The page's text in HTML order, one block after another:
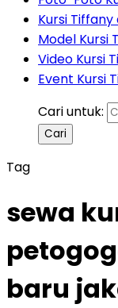
Kursi
Model Kursi
Video Kursi
Event Kursi
Cari untuk:
Tag
sewa
baru